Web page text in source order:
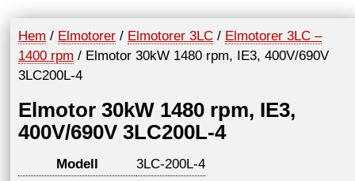
Hem / Elmotorer / Elmotorer 3LC / Elmotorer 3LC –
1400 rpm / Elmotor 30kW 1480 rpm, IE3, 400V/690V
3LC200L-4
Elmotor 30kW 1480 rpm, IE3,
400V/690V 3LC200L-4
Modell
3LC-200L-4